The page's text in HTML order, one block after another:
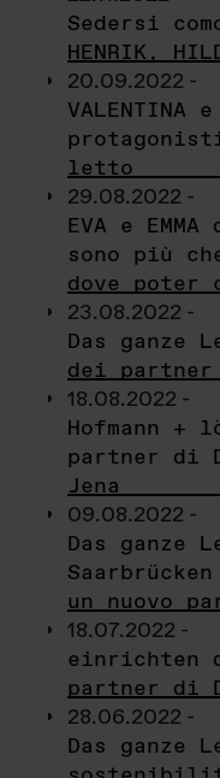
Sedersi
HENRIK,
20.09.2022 -
VALENTINA
letto
29.08.2022 -
EVA e
sono più
dove poter
23.08.2022 -
Das ganze
dei
18.08.2022 -
Hofmann
partner di
Jena
09.08.2022 -
Das ganze
un nuovo
18.07.2022 -
einrichten
partner di
28.06.2022 -
Das ganze